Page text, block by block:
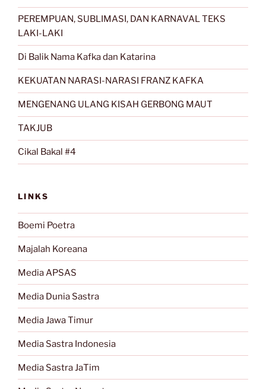
PEREMPUAN, SUBLIMASI, DAN KARNAVAL TEKS
LAKI-LAKI
Di Balik Nama Kafka dan Katarina
KEKUATAN NARASI-NARASI FRANZ KAFKA
MENGENANG ULANG KISAH GERBONG MAUT
TAKJUB
Cikal Bakal #4
LINKS
Boemi Poetra
Majalah Koreana
Media APSAS
Media Dunia Sastra
Media Jawa Timur
Media Sastra Indonesia
Media Sastra JaTim